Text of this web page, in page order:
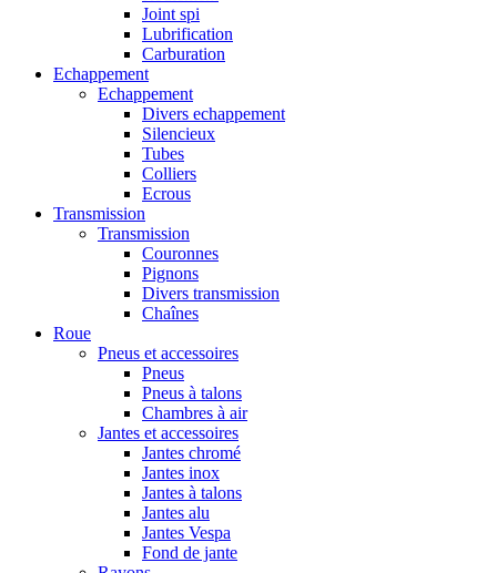
Joint spi
Lubrification
Carburation
Echappement
Echappement
Divers echappement
Silencieux
Tubes
Colliers
Ecrous
Transmission
Transmission
Couronnes
Pignons
Divers transmission
Chaînes
Roue
Pneus et accessoires
Pneus
Pneus à talons
Chambres à air
Jantes et accessoires
Jantes chromé
Jantes inox
Jantes à talons
Jantes alu
Jantes Vespa
Fond de jante